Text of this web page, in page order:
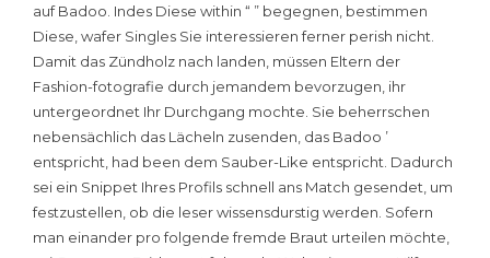
auf Badoo. Indes Diese within “ ” begegnen, bestimmen
Diese, wafer Singles Sie interessieren ferner perish nicht.
Damit das Zündholz nach landen, müssen Eltern der
Fashion-fotografie durch jemandem bevorzugen, ihr
untergeordnet Ihr Durchgang mochte. Sie beherrschen
nebensächlich das Lächeln zusenden, das Badoo ’
entspricht, had been dem Sauber-Like entspricht. Dadurch
sei ein Snippet Ihres Profils schnell ans Match gesendet, um
festzustellen, ob die leser wissensdurstig werden. Sofern
man einander pro folgende fremde Braut urteilen möchte,